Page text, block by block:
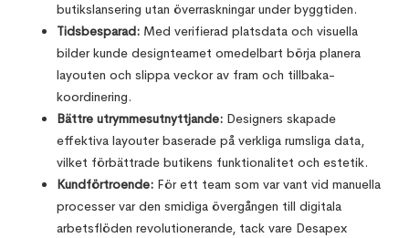
butikslansering utan överraskningar under byggtiden.
Tidsbesparad: Med verifierad platsdata och visuella
bilder kunde designteamet omedelbart börja planera
layouten och slippa veckor av fram och tillbaka-
koordinering.
Bättre utrymmesutnyttjande: Designers skapade
effektiva layouter baserade på verkliga rumsliga data,
vilket förbättrade butikens funktionalitet och estetik.
Kundförtroende: För ett team som var vant vid manuella
processer var den smidiga övergången till digitala
arbetsflöden revolutionerande, tack vare Desapex